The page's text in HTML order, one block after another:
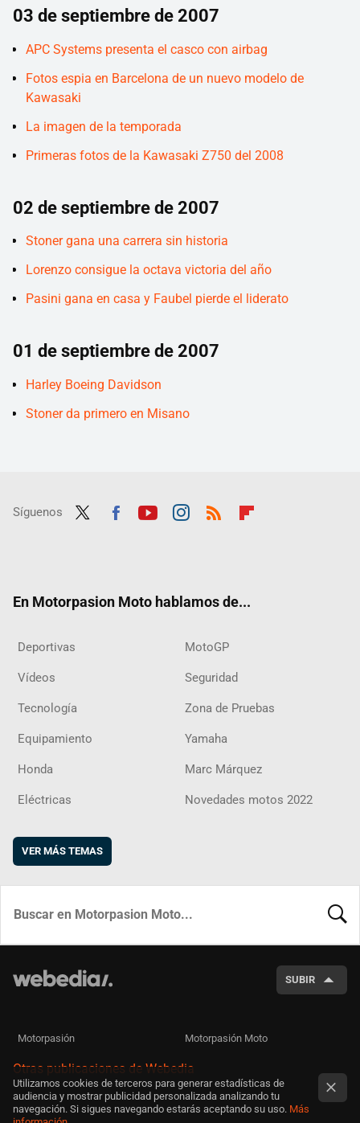
03 de septiembre de 2007
APC Systems presenta el casco con airbag
Fotos espia en Barcelona de un nuevo modelo de
Kawasaki
La imagen de la temporada
Primeras fotos de la Kawasaki Z750 del 2008
02 de septiembre de 2007
Stoner gana una carrera sin historia
Lorenzo consigue la octava victoria del año
Pasini gana en casa y Faubel pierde el liderato
01 de septiembre de 2007
Harley Boeing Davidson
Stoner da primero en Misano
Síguenos
En Motorpasion Moto hablamos de...
Deportivas MotoGP
Vídeos Seguridad
Tecnología Zona de Pruebas
Equipamiento Yamaha
Honda Marc Márquez
Eléctricas Novedades motos 2022
VER MÁS TEMAS
SUBIR
Motorpasión Motorpasión Moto
Otras publicaciones de Webedia
Utilizamos cookies de terceros para generar estadísticas de
audiencia y mostrar publicidad personalizada analizando tu
navegación. Si sigues navegando estarás aceptando su uso. Más